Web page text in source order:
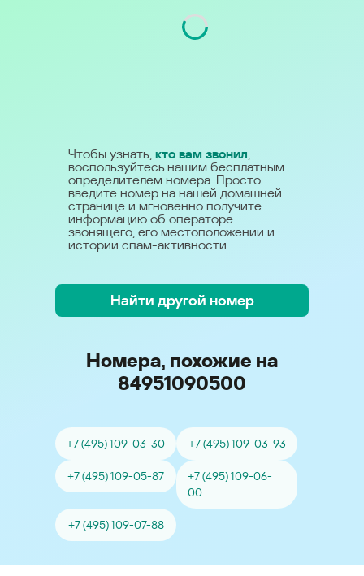
Чтобы узнать, кто вам звонил,
воспользуйтесь нашим бесплатным
определителем номера. Просто
введите номер на нашей домашней
странице и мгновенно получите
информацию об операторе
звонящего, его местоположении и
истории спам-активности
Найти другой номер
Номера, похожие на
84951090500
+7 (495) 109-03-30 +7 (495) 109-03-93
+7 (495) 109-05-87
+7 (495) 109-06-
00
+7 (495) 109-07-88